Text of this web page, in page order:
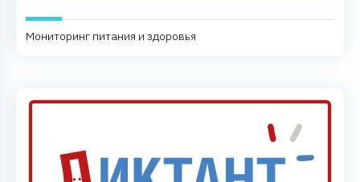
Мониторинг питания и здоровья